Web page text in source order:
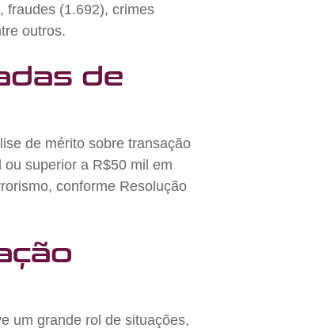
fraudes (1.692), crimes
outros.
de
de mérito sobre transação
superior a R$50 mil em
conforme Resolução
um grande rol de situações,